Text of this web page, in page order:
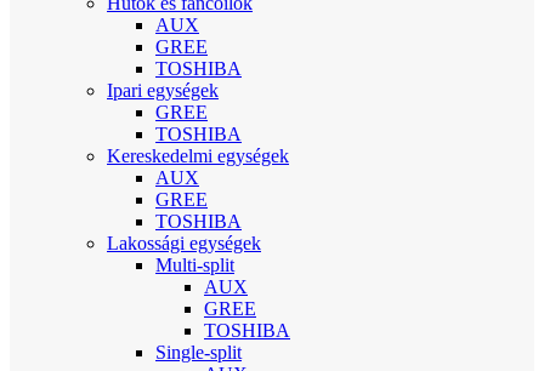
AUX
GREE
TOSHIBA
Ipari egységek
GREE
TOSHIBA
Kereskedelmi egységek
AUX
GREE
TOSHIBA
Lakossági egységek
Multi-split
AUX
GREE
TOSHIBA
Single-split